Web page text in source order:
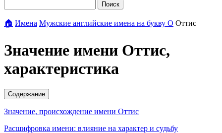
Поиск
🏠 Имена Мужские английские имена на букву О Оттис
Значение имени Оттис,
характеристика
Содержание
Значение, происхождение имени Оттис
Расшифровка имени: влияние на характер и судьбу